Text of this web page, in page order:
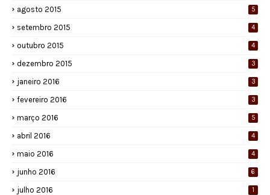
agosto 2015 5
setembro 2015 4
outubro 2015 4
dezembro 2015 3
janeiro 2016 3
fevereiro 2016 3
março 2016 5
abril 2016 4
maio 2016 4
junho 2016 6
julho 2016 1